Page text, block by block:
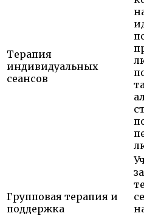
Терапия
индивидуальных
сеансов
Групповая терапия и
поддержка